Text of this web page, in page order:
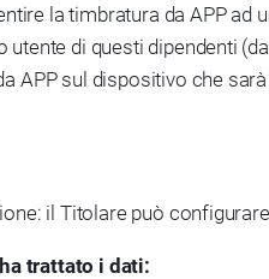
la timbratura da APP ad
utente di questi dipendenti
APP sul dispositivo che
il Titolare può
trattato i dati: